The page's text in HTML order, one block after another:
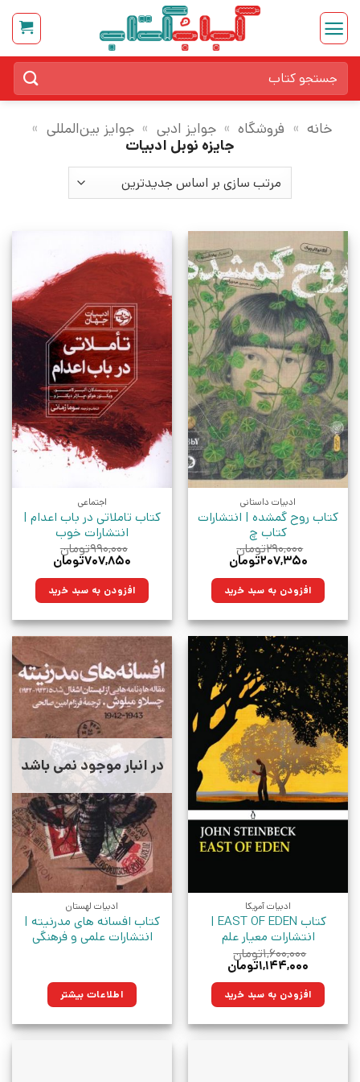
Skip
content
برای:
خانه » فروشگاه » جوایز ادبی » جوایز بین‌المللی »
جایزه نوبل ادبیات
ادبیات داستانی
کتاب روح گمشده | انتشارات
کتاب چ
۲۹۰,۰۰۰تومان
قیمت
۲۹۰,۰۰۰تومان
بود.
۲۰۷,۳۵۰تومان
۲۰۷,۳۵۰تومان.افزودن به سبد خرید
اجتماعی
کتاب تاملاتی در باب اعدام |
انتشارات خوب
۹۹۰,۰۰۰تومان
قیمت
۹۹۰,۰۰۰تومان
بود.
۷۰۷,۸۵۰تومان
۷۰۷,۸۵۰تومان.افزودن به سبد خرید
ادبیات آمریکا
کتاب EAST OF EDEN |
انتشارات معیار علم
۱,۶۰۰,۰۰۰تومان
قیمت
۱,۶۰۰,۰۰۰تومان
بود.
۱,۱۴۴,۰۰۰تومان
۱,۱۴۴,۰۰۰تومان.افزودن به سبد خرید
در انبار موجود نمی باشد
ادبیات لهستان
کتاب افسانه های مدرنیته |
انتشارات علمی و فرهنگی
اطلاعات بیشتر